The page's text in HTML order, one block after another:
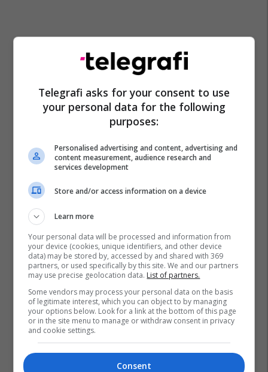
Telegrafi asks for your consent to use
your personal data for the following
purposes:
Personalised advertising and content, advertising and
content measurement, audience research and
services development
Store and/or access information on a device
Learn more
Your personal data will be processed and information from
your device (cookies, unique identifiers, and other device
data) may be stored by, accessed by and shared with 369
partners, or used specifically by this site. We and our partners
may use precise geolocation data. List of partners.
Some vendors may process your personal data on the basis
of legitimate interest, which you can object to by managing
your options below. Look for a link at the bottom of this page
or in the site menu to manage or withdraw consent in privacy
and cookie settings.
Consent